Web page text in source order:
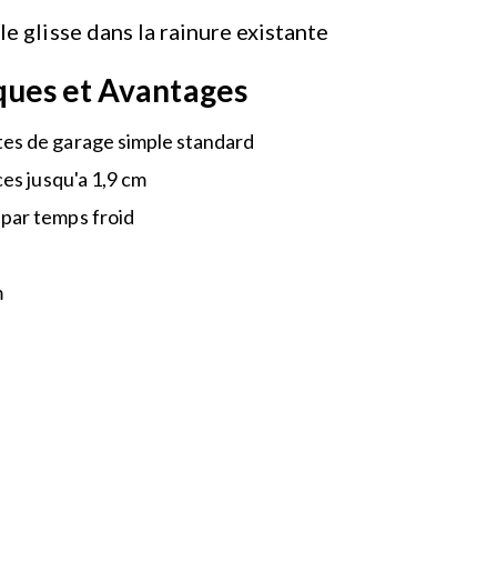
glisse dans la rainure existante
et Avantages
de garage simple standard
jusqu'a 1,9 cm
temps froid